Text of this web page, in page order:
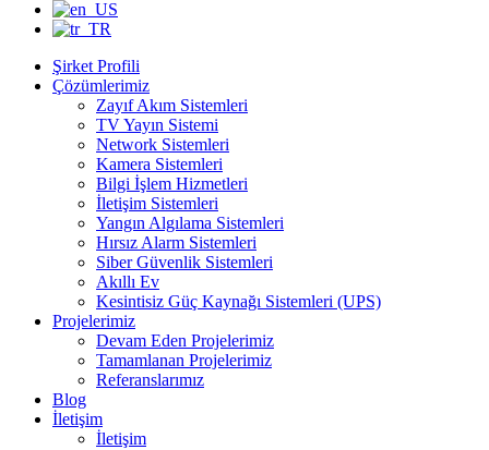
Şirket Profili
Çözümlerimiz
Zayıf Akım Sistemleri
TV Yayın Sistemi
Network Sistemleri
Kamera Sistemleri
Bilgi İşlem Hizmetleri
İletişim Sistemleri
Yangın Algılama Sistemleri
Hırsız Alarm Sistemleri
Siber Güvenlik Sistemleri
Akıllı Ev
Kesintisiz Güç Kaynağı Sistemleri (UPS)
Projelerimiz
Devam Eden Projelerimiz
Tamamlanan Projelerimiz
Referanslarımız
Blog
İletişim
İletişim